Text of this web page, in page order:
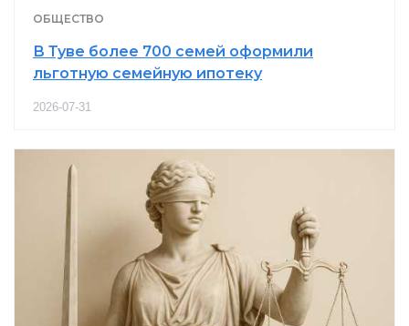
ОБЩЕСТВО
В Туве более 700 семей оформили
льготную семейную ипотеку
2026-07-31